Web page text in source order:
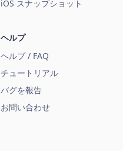
iOS スナップショット
ヘルプ
ヘルプ / FAQ
チュートリアル
バグを報告
お問い合わせ